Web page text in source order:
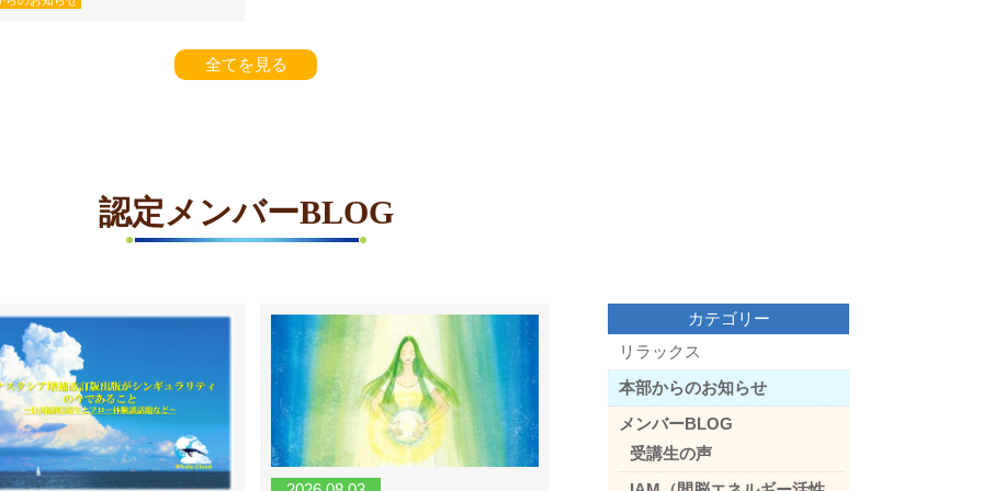
全てを見る
認定メンバーBLOG
カテゴリー
リラックス
本部からのお知らせ
メンバーBLOG
受講生の声